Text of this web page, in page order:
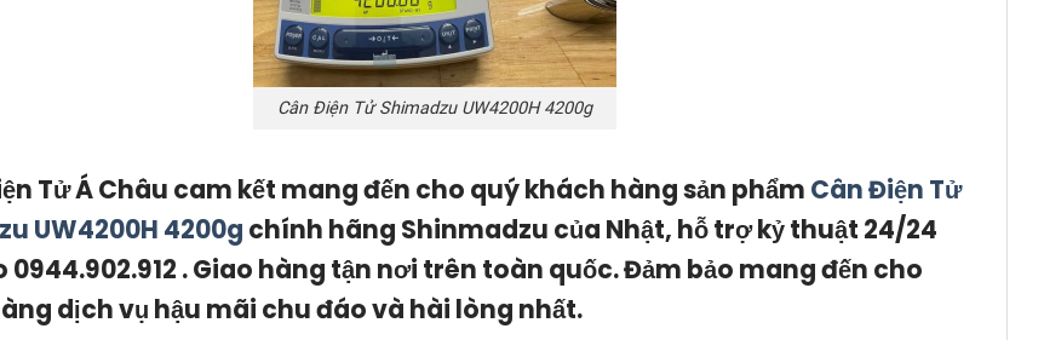
Cân Điện Tử Shimadzu UW4200H 4200g
Tử Á Châu cam kết mang đến cho quý khách hàng sản phẩm Cân Điện Tử
UW4200H 4200g chính hãng Shinmadzu của Nhật, hỗ trợ kỷ thuật 24/24
0944.902.912 . Giao hàng tận nơi trên toàn quốc. Đảm bảo mang đến cho
dịch vụ hậu mãi chu đáo và hài lòng nhất.